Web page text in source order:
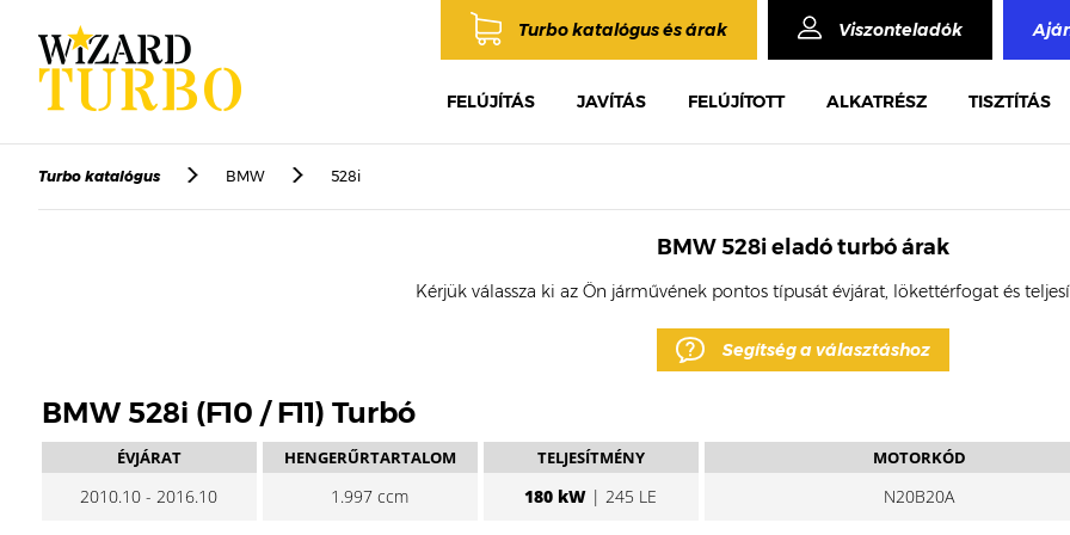
Turbo katalógus és árak Viszonteladók
FELÚJÍTÁS JAVÍTÁS FELÚJÍTOTT ALKATRÉSZ TISZTÍTÁS
Turbo katalógus BMW 528i
BMW 528i eladó turbó árak
Kérjük válassza ki az Ön járművének pontos típusát évjárat, lökettérfogat és
Segítség a választáshoz
BMW 528i (F10 / F11) Turbó
ÉVJÁRAT
2010.10 - 2016.10
HENGERŰRTARTALOM
1.997 ccm
TELJESÍTMÉNY
180 kW | 245 LE
MOTORKÓD
N20B20A